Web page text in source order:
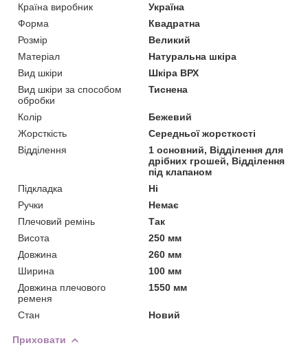
Країна виробник
Україна
Форма
Квадратна
Розмір
Великий
Матеріал
Натуральна шкіра
Вид шкіри
Шкіра ВРХ
Вид шкіри за способом
обробки
Тиснена
Колір
Бежевий
Жорсткість
Середньої жорсткості
Відділення
1 основний, Відділення для
дрібних грошей, Відділення
під клапаном
Підкладка
Ні
Ручки
Немає
Плечовий ремінь
Так
Висота
250 мм
Довжина
260 мм
Ширина
100 мм
Довжина плечового
ременя
1550 мм
Стан Новий
Приховати